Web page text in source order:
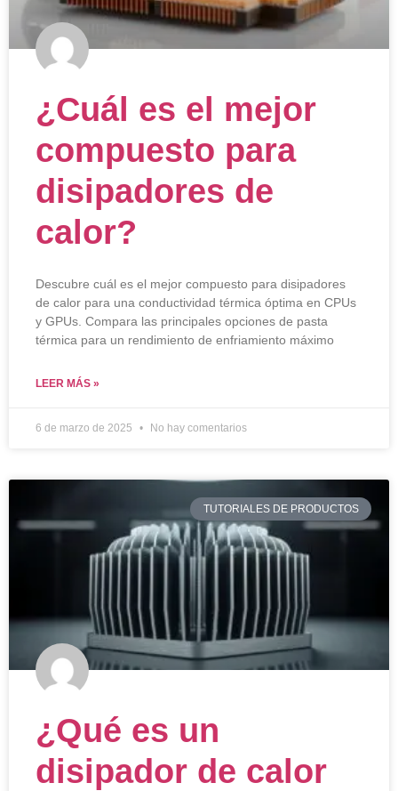
¿Cuál es el mejor
compuesto para
disipadores de
calor?
Descubre cuál es el mejor compuesto para disipadores
de calor para una conductividad térmica óptima en CPUs
y GPUs. Compara las principales opciones de pasta
térmica para un rendimiento de enfriamiento máximo
LEER MÁS »
6 de marzo de 2025 No hay comentarios
TUTORIALES DE PRODUCTOS
¿Qué es un
disipador de calor